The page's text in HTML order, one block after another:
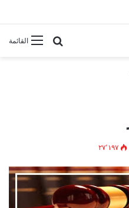
القائمةبحث عن
٢٧٬١٩٧